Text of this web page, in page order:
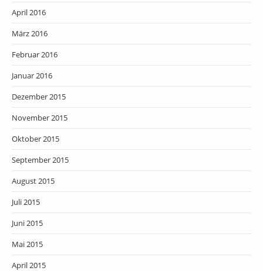
April 2016
März 2016
Februar 2016
Januar 2016
Dezember 2015
November 2015
Oktober 2015
September 2015
August 2015
Juli 2015
Juni 2015
Mai 2015
April 2015